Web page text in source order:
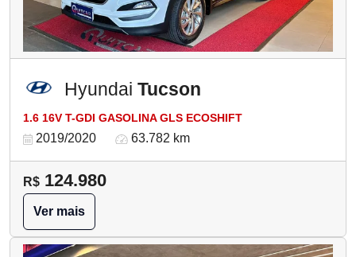
Hyundai Tucson
1.6 16V T-GDI GASOLINA GLS ECOSHIFT
2019/2020 63.782 km
R$ 124.980
Ver mais